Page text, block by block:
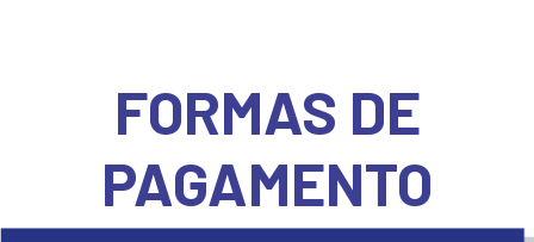
FORMAS DE
PAGAMENTO